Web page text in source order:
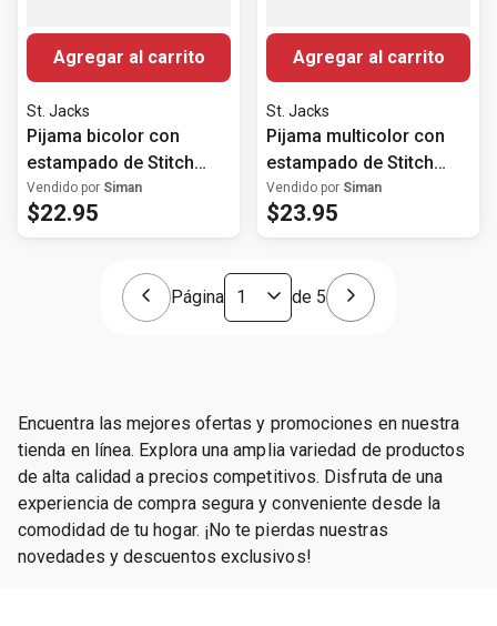
Agregar al carrito
St. Jacks
Pijama bicolor con
estampado de Stitch
para niña
Vendido por Siman
$22.95
Agregar al carrito
St. Jacks
Pijama multicolor con
estampado de Stitch
para niña
Vendido por Siman
$23.95
Página de 5
Encuentra las mejores ofertas y promociones en nuestra
tienda en línea. Explora una amplia variedad de productos
de alta calidad a precios competitivos. Disfruta de una
experiencia de compra segura y conveniente desde la
comodidad de tu hogar. ¡No te pierdas nuestras
novedades y descuentos exclusivos!